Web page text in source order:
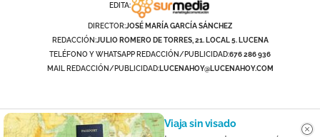
EDITA:
DIRECTOR:JOSÉ MARÍA GARCÍA SÁNCHEZ
REDACCIÓN:JULIO ROMERO DE TORRES, 21. LOCAL 5. LUCENA
TELÉFONO Y WHATSAPP REDACCIÓN/PUBLICIDAD:676 286 936
MAIL REDACCIÓN/PUBLICIDAD:LUCENAHOY@LUCENAHOY.COM
Viaja sin visado